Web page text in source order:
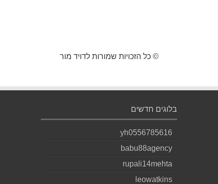
© כל הזכויות שמורות לדויד מור
בלוגים חדשים
yh0556785616
babu88agency
rupali14mehta
leowatkins